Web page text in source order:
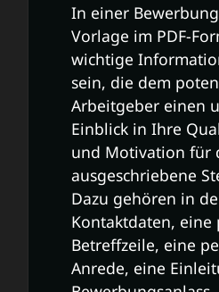
In einer
Vorlage im PDF-
wichtige
sein, die dem
Arbeitgeber einen
Einblick in Ihre
und Motivation für
ausgeschriebene
Dazu gehören in
Kontaktdaten, eine
Betreffzeile, eine
Anrede, eine